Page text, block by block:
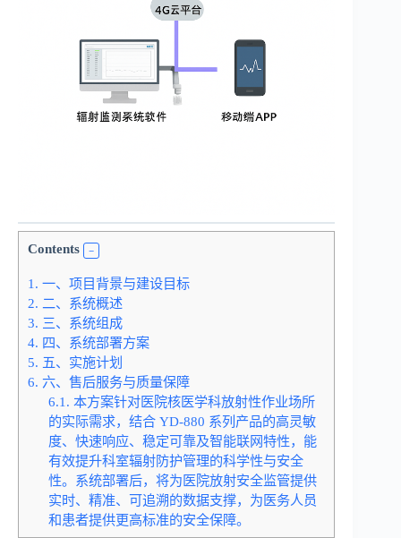
Contents
1. 一、项目背景与建设目标
2. 二、系统概述
3. 三、系统组成
4. 四、系统部署方案
5. 五、实施计划
6. 六、售后服务与质量保障
6.1. 本方案针对医院核医学科放射性作业场所
的实际需求，结合 YD-880 系列产品的高灵敏
度、快速响应、稳定可靠及智能联网特性，能
有效提升科室辐射防护管理的科学性与安全
性。系统部署后，将为医院放射安全监管提供
实时、精准、可追溯的数据支撑，为医务人员
和患者提供更高标准的安全保障。